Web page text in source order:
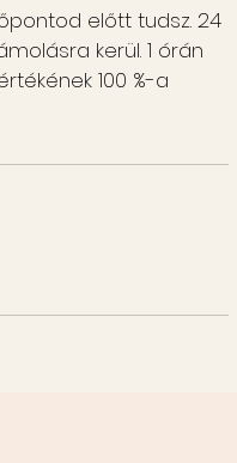
előtt tudsz. 24
kerül. 1 órán
100 %-a